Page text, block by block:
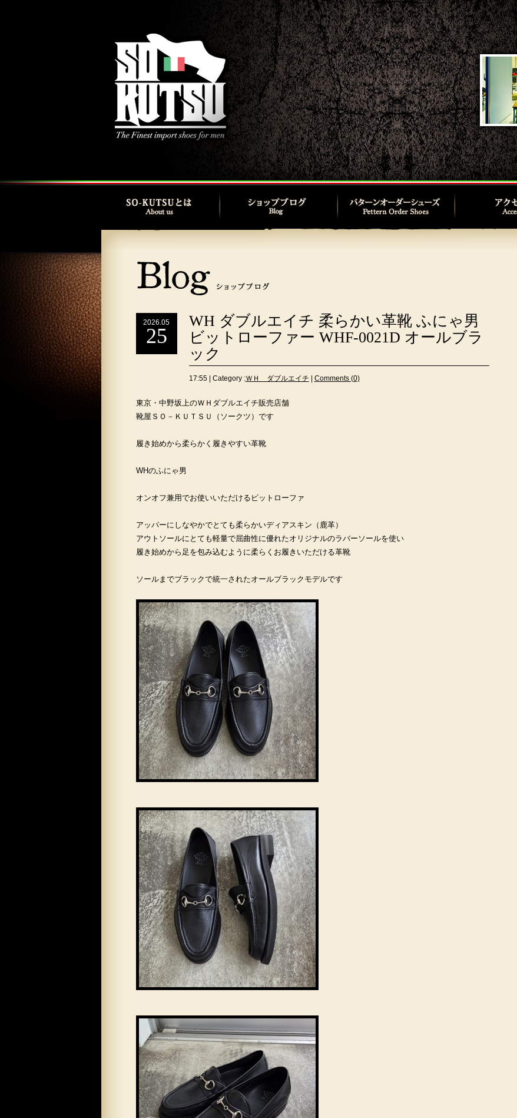
2026.05
25
WH ダブルエイチ 柔らかい革靴 ふにゃ男
ビットローファー WHF-0021D オールブラ
ック
17:55 | Category :ＷＨ ダブルエイチ | Comments (0)
東京・中野坂上のＷＨダブルエイチ販売店舗
靴屋ＳＯ－ＫＵＴＳＵ（ソークツ）です
履き始めから柔らかく履きやすい革靴
WHのふにゃ男
オンオフ兼用でお使いいただけるビットローファ
アッパーにしなやかでとても柔らかいディアスキン（鹿革）
アウトソールにとても軽量で屈曲性に優れたオリジナルのラバーソールを使い
履き始めから足を包み込むように柔らくお履きいただける革靴
ソールまでブラックで統一されたオールブラックモデルです